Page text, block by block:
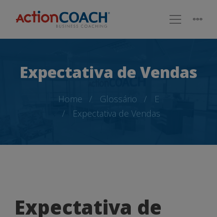
Expectativa de Vendas
Home Glossário
E
Expectativa de Vendas
Expectativa
Expectativa de